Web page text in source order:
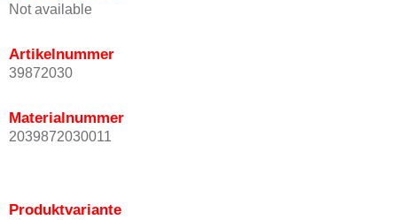
Not available
Artikelnummer
39872030
Materialnummer
2039872030011
Produktvariante